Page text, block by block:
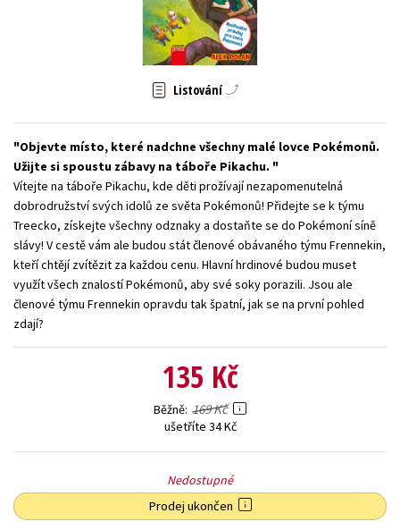
Zahraniční literatura
Všechny tituly
Listování
Objevte místo, které nadchne všechny malé lovce Pokémonů.
Užijte si spoustu zábavy na táboře Pikachu.
Vítejte na táboře Pikachu, kde děti prožívají nezapomenutelná
dobrodružství svých idolů ze světa Pokémonů! Přidejte se k týmu
Treecko, získejte všechny odznaky a dostaňte se do Pokémoní síně
slávy! V cestě vám ale budou stát členové obávaného týmu Frennekin,
kteří chtějí zvítězit za každou cenu. Hlavní hrdinové budou muset
využít všech znalostí Pokémonů, aby své soky porazili. Jsou ale
členové týmu Frennekin opravdu tak špatní, jak se na první pohled
zdají?
135 Kč
Běžně 169 Kč
ušetříte 34 Kč
Nedostupné
Prodej ukončen